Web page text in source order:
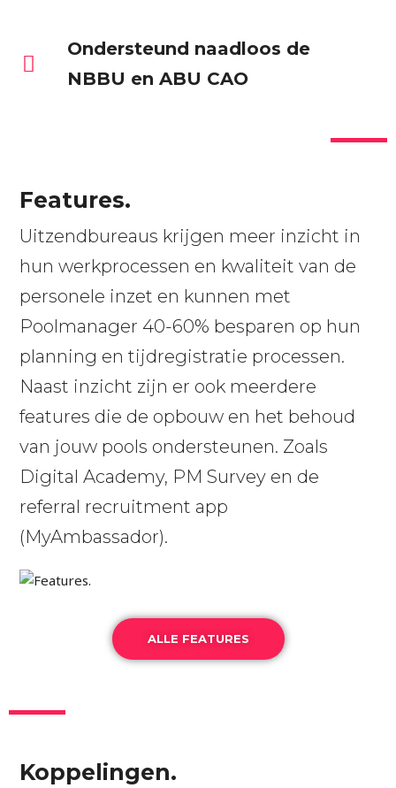
Ondersteund naadloos de
NBBU en ABU CAO
Features.
Uitzendbureaus krijgen meer inzicht in
hun werkprocessen en kwaliteit van de
personele inzet en kunnen met
Poolmanager 40-60% besparen op hun
planning en tijdregistratie processen.
Naast inzicht zijn er ook meerdere
features die de opbouw en het behoud
van jouw pools ondersteunen. Zoals
Digital Academy, PM Survey en de
referral recruitment app
(MyAmbassador).
ALLE FEATURES
Koppelingen.